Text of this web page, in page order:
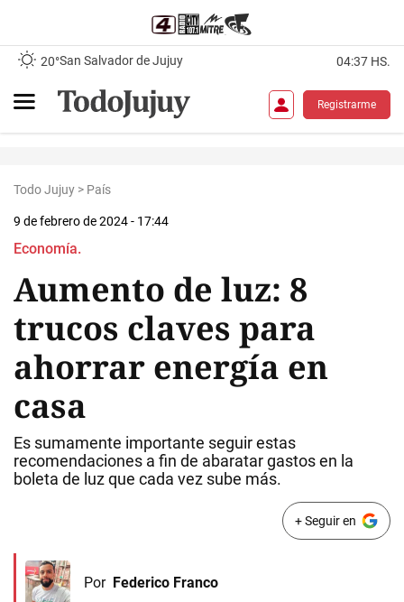
20°San Salvador de Jujuy 04:37 HS.
Registrarme
Todo Jujuy > País
9 de febrero de 2024 - 17:44
Economía.
Aumento de luz: 8
trucos claves para
ahorrar energía en
casa
Es sumamente importante seguir estas
recomendaciones a fin de abaratar gastos en la
boleta de luz que cada vez sube más.
+ Seguir en
Por Federico Franco